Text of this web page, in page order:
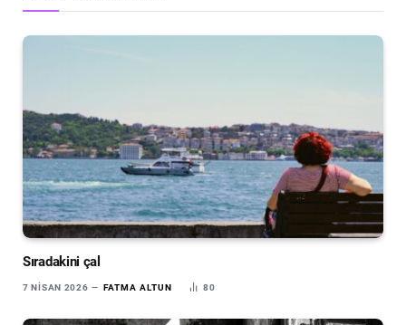
Sıradakini çal
7 NISAN 2026 FATMA ALTUN 80